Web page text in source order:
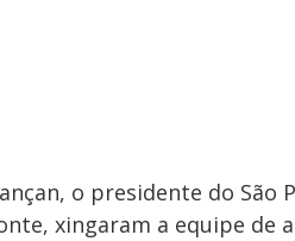
o presidente do São
xingaram a equipe de